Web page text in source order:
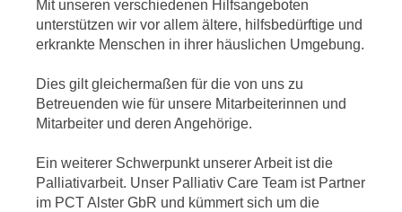
Mit unseren verschiedenen Hilfsangeboten
unterstützen wir vor allem ältere, hilfsbedürftige und
erkrankte Menschen in ihrer häuslichen Umgebung.
Dies gilt gleichermaßen für die von uns zu
Betreuenden wie für unsere Mitarbeiterinnen und
Mitarbeiter und deren Angehörige.
Ein weiterer Schwerpunkt unserer Arbeit ist die
Palliativarbeit. Unser Palliativ Care Team ist Partner
im PCT Alster GbR und kümmert sich um die